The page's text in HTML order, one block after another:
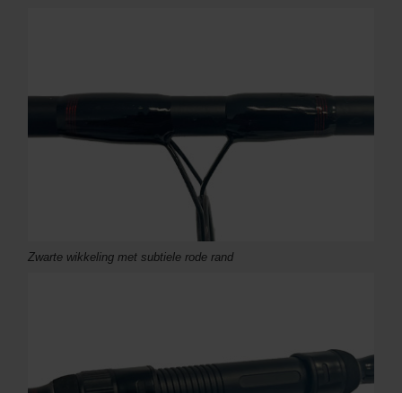
Zwarte wikkeling met subtiele rode rand